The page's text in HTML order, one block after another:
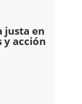
justa en
acción